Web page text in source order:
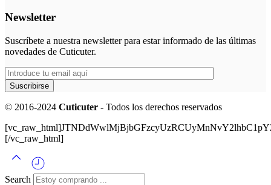
Newsletter
Suscríbete a nuestra newsletter para estar informado de las últimas
novedades de Cuticuter.
© 2016-2024 Cuticuter - Todos los derechos reservados
[/vc_raw_html]
Search